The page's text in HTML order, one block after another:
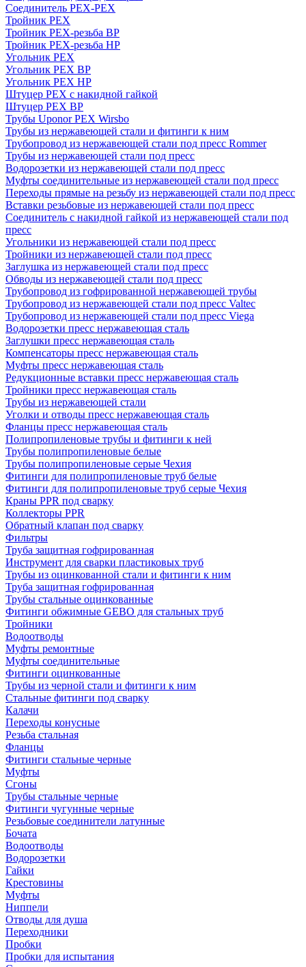
Соединитель PEX-PEX
Тройник PEX
Тройник PEX-резьба ВР
Тройник PEX-резьба НР
Угольник PEX
Угольник PEX ВР
Угольник PEX НР
Штуцер PEX c накидной гайкой
Штуцер PEX ВР
Трубы Uponor PEX Wirsbo
Трубы из нержавеющей стали и фитинги к ним
Трубопровод из нержавеющей стали под пресс Rommer
Трубы из нержавеющей стали под пресс
Водорозетки из нержавеющей стали под пресс
Муфты соединительные из нержавеющей стали под пресс
Переходы прямые на резьбу из нержавеющей стали под пресс
Вставки резьбовые из нержавеющей стали под пресс
Соединитель с накидной гайкой из нержавеющей стали под
пресс
Угольники из нержавеющей стали под пресс
Тройники из нержавеющей стали под пресс
Заглушка из нержавеющей стали под пресс
Обводы из нержавеющей стали под пресс
Трубопровод из гофрированной нержавеющей трубы
Трубопровод из нержавеющей стали под пресс Valtec
Трубопровод из нержавеющей стали под пресс Viega
Водорозетки пресс нержавеющая сталь
Заглушки пресс нержавеющая сталь
Компенсаторы пресс нержавеющая сталь
Муфты пресс нержавеющая сталь
Редукционные вставки пресс нержавеющая сталь
Тройники пресс нержавеющая сталь
Трубы из нержавеющей стали
Уголки и отводы пресс нержавеющая сталь
Фланцы пресс нержавеющая сталь
Полипропиленовые трубы и фитинги к ней
Трубы полипропиленовые белые
Трубы полипропиленовые серые Чехия
Фитинги для полипропиленовые труб белые
Фитинги для полипропиленовые труб серые Чехия
Краны PPR под сварку
Коллекторы PPR
Обратный клапан под сварку
Фильтры
Труба защитная гофрированная
Инструмент для сварки пластиковых труб
Трубы из оцинкованной стали и фитинги к ним
Труба защитная гофрированная
Трубы стальные оцинкованные
Фитинги обжимные GEBO для стальных труб
Тройники
Водоотводы
Муфты ремонтные
Муфты соединительные
Фитинги оцинкованные
Трубы из черной стали и фитинги к ним
Стальные фитинги под сварку
Калачи
Переходы конусные
Резьба стальная
Фланцы
Фитинги стальные черные
Муфты
Сгоны
Трубы стальные черные
Фитинги чугунные черные
Резьбовые соединители латунные
Бочата
Водоотводы
Водорозетки
Гайки
Крестовины
Муфты
Ниппели
Отводы для душа
Переходники
Пробки
Пробки для испытания